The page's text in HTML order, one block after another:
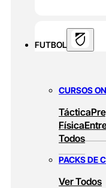
FUTBOL
CURSOS
Táctica
Física
Todos
PACKS DE
Ver Todos